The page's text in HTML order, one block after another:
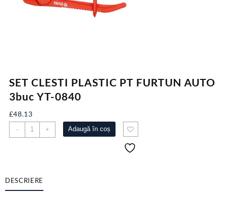
SET CLESTI PLASTIC PT FURTUN AUTO
3buc YT-0840
£48.13
-
Cantitate
SET
FURTUN
AUTO
+ Adaugă în coș
DESCRIERE